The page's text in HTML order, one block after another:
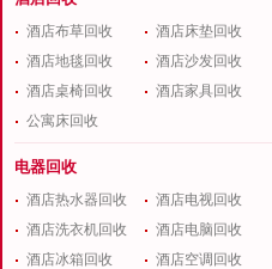
酒店布草回收
酒店床垫回收
酒店地毯回收
酒店沙发回收
酒店桌椅回收
酒店家具回收
公寓床回收
电器回收
酒店热水器回收
酒店电视回收
酒店洗衣机回收
酒店电脑回收
酒店冰箱回收
酒店空调回收